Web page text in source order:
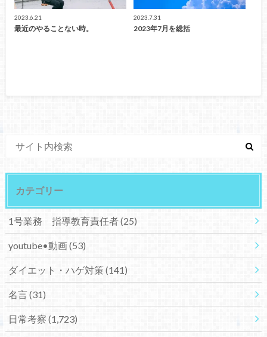
2023.6.21
最近のやることない時。
2023.7.31
2023年7月を総括
カテゴリー
1号業務 指導教育責任者(25)
youtube•動画(53)
ダイエット・ハゲ対策(141)
名言(31)
日常考察 (1,723)